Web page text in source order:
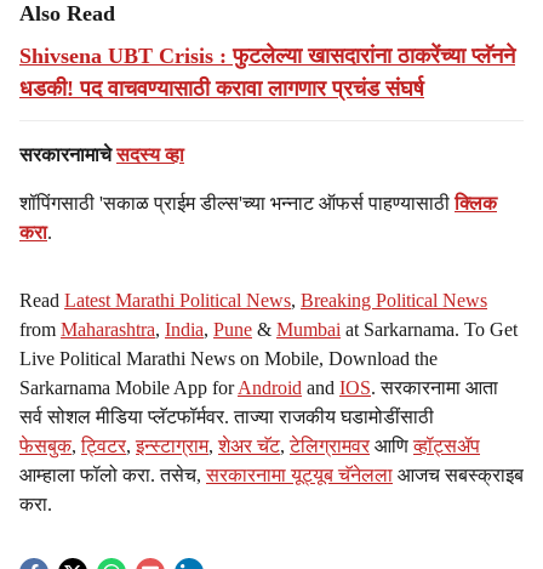
Also Read
Shivsena UBT Crisis : फुटलेल्या खासदारांना ठाकरेंच्या प्लॅनने
धडकी! पद वाचवण्यासाठी करावा लागणार प्रचंड संघर्ष
सरकारनामाचेसदस्य व्हा
शॉपिंगसाठी 'सकाळ प्राईम डील्स'च्या भन्नाट ऑफर्स पाहण्यासाठीक्लिक
करा.
Read Latest Marathi Political News, Breaking Political News
from Maharashtra, India, Pune & Mumbai at Sarkarnama. To Get
Live Political Marathi News on Mobile, Download the
Sarkarnama Mobile App forAndroid and IOS. सरकारनामा आता
सर्व सोशल मीडिया प्लॅटफॉर्मवर. ताज्या राजकीय घडामोडींसाठी
फेसबुक,ट्विटर,इन्स्टाग्राम,शेअर चॅट,टेलिग्रामवर आणिव्हॉट्सॲप
आम्हाला फॉलो करा. तसेच,सरकारनामा यूट्यूब चॅनेलला आजच सबस्क्राइब
करा.